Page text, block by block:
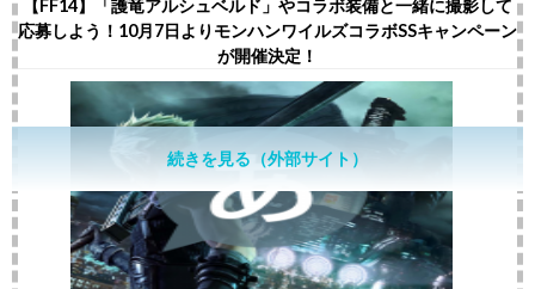
【FF14】「護竜アルシュベルド」やコラボ装備と一緒に撮影して
応募しよう！10月7日よりモンハンワイルズコラボSSキャンペーン
が開催決定！
続きを見る（外部サイト）